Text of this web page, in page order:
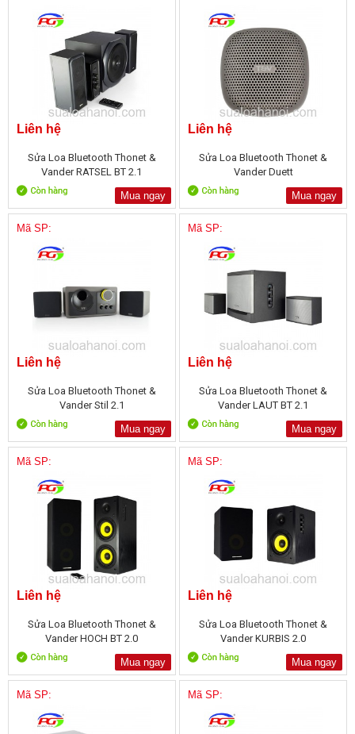
Liên hệ
Sửa Loa Bluetooth Thonet &
Vander RATSEL BT 2.1
Mua ngay
Liên hệ
Sửa Loa Bluetooth Thonet &
Vander Duett
Mua ngay
Mã SP:
Liên hệ
Sửa Loa Bluetooth Thonet &
Vander Stil 2.1
Mua ngay
Mã SP:
Liên hệ
Sửa Loa Bluetooth Thonet &
Vander LAUT BT 2.1
Mua ngay
Mã SP:
Liên hệ
Sửa Loa Bluetooth Thonet &
Vander HOCH BT 2.0
Mua ngay
Mã SP:
Liên hệ
Sửa Loa Bluetooth Thonet &
Vander KURBIS 2.0
Mua ngay
Mã SP: Mã SP: